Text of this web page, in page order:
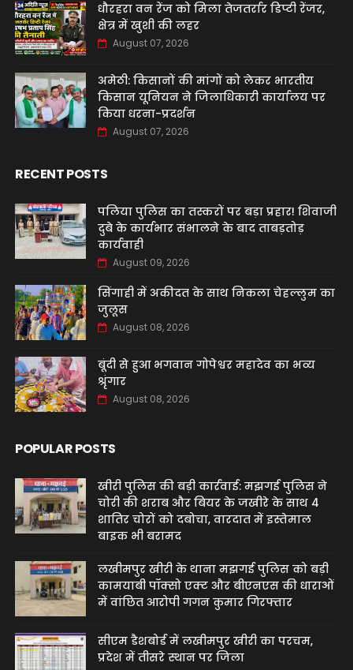
धौरहरा वन रेंज को मिला तेजतर्रार डिप्टी रेंजर,
क्षेत्र में खुशी की लहर
August 07, 2026
अमेठी: किसानों की मांगों को लेकर भारतीय
किसान यूनियन ने जिलाधिकारी कार्यालय पर
किया धरना-प्रदर्शन
August 07, 2026
RECENT POSTS
पलिया पुलिस का तस्करों पर बड़ा प्रहार! शिवाजी
दुबे के कार्यभार संभालने के बाद ताबड़तोड़
कार्यवाही
August 09, 2026
सिंगाही में अकीदत के साथ निकला चेहल्लुम का
जुलूस
August 08, 2026
बूंदी से हुआ भगवान गोपेश्वर महादेव का भव्य
श्रृंगार
August 08, 2026
POPULAR POSTS
खीरी पुलिस की बड़ी कार्रवाई: मझगई पुलिस ने
चोरी की शराब और बियर के जखीरे के साथ 4
शातिर चोरों को दबोचा, वारदात में इस्तेमाल
बाइक भी बरामद
लखीमपुर खीरी के थाना मझगई पुलिस को बड़ी
कामयाबी पॉक्सो एक्ट और बीएनएस की धाराओं
में वांछित आरोपी गगन कुमार गिरफ्तार
सीएम डैशबोर्ड में लखीमपुर खीरी का परचम,
प्रदेश में तीसरे स्थान पर जिला